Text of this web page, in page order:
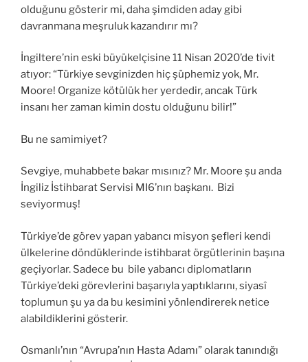
olduğunu gösterir mi, daha şimdiden aday gibi
davranmana meşruluk kazandırır mı?
İngiltere’nin eski büyükelçisine 11 Nisan 2020’de tivit
atıyor: “Türkiye sevginizden hiç şüphemiz yok, Mr.
Moore! Organize kötülük her yerdedir, ancak Türk
insanı her zaman kimin dostu olduğunu bilir!”
Bu ne samimiyet?
Sevgiye, muhabbete bakar mısınız? Mr. Moore şu anda
İngiliz İstihbarat Servisi MI6’nın başkanı. Bizi
seviyormuş!
Türkiye’de görev yapan yabancı misyon şefleri kendi
ülkelerine döndüklerinde istihbarat örgütlerinin başına
geçiyorlar. Sadece bu bile yabancı diplomatların
Türkiye’deki görevlerini başarıyla yaptıklarını, siyasî
toplumun şu ya da bu kesimini yönlendirerek netice
alabildiklerini gösterir.
Osmanlı’nın “Avrupa’nın Hasta Adamı” olarak tanındığı